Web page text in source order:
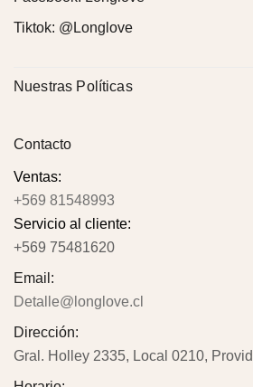
Tiktok: @Longlove
Nuestras Políticas
Contacto
Ventas:
+569 81548993
Servicio al cliente:
+569 75481620
Email:
Detalle@longlove.cl
Dirección:
Gral. Holley 2335, Local 0210,